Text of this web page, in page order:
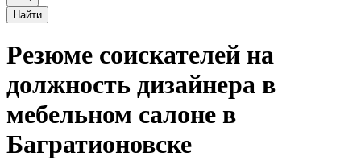
Найти
Резюме соискателей на
должность дизайнера в
мебельном салоне в
Багратионовске